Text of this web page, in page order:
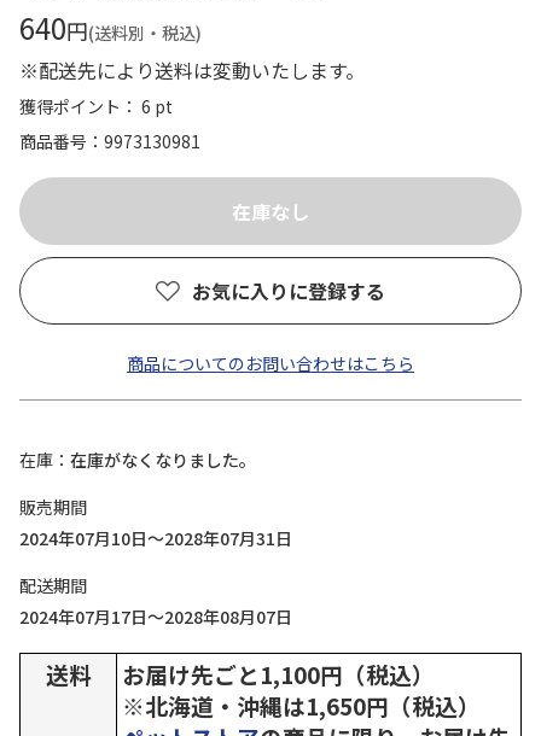
640円(送料別・税込)
※配送先により送料は変動いたします。
獲得ポイント： 6 pt
商品番号
9973130981
お気に入りに登録する
商品についてのお問い合わせはこちら
在庫
在庫がなくなりました。
販売期間
2024年07月10日～2028年07月31日
配送期間
2024年07月17日～2028年08月07日
送料
お届け先ごと1,100円（税込）
※北海道・沖縄は1,650円（税込）